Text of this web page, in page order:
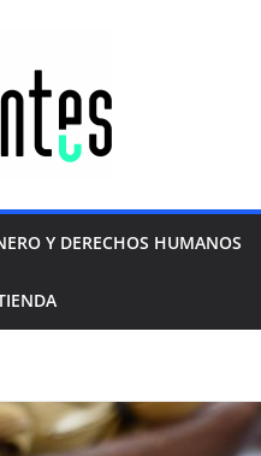
Y DERECHOS HUMANOS